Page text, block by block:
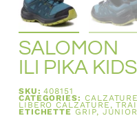
SALOMON
ILI PIKA KIDS
SKU:408151
CATEGORIES: CALZATURE
LIBERO CALZATURE ,
ETICHETTE GRIP, JUNIOR